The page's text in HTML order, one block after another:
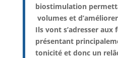
biostimulation
volumes et
Ils vont s’adresser
présentant
tonicité et donc un